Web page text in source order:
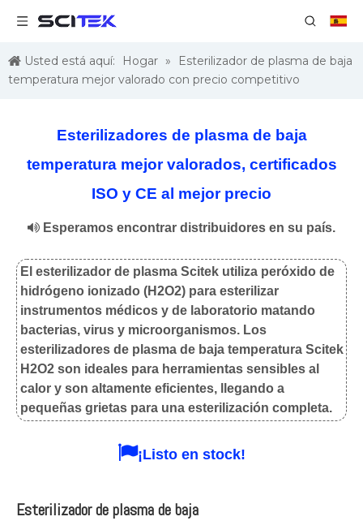
Usted está aquí: Hogar »
Esterilizador de plasma de baja
temperatura mejor valorado con precio competitivo
Esterilizadores de plasma de baja
temperatura mejor valorados, certificados
ISO y CE al mejor precio
 Esperamos encontrar distribuidores en su país.
El esterilizador de plasma Scitek utiliza peróxido de
hidrógeno ionizado (H2O2) para esterilizar
instrumentos médicos y de laboratorio matando
bacterias, virus y microorganismos. Los
esterilizadores de plasma de baja temperatura Scitek
H2O2 son ideales para herramientas sensibles al
calor y son altamente eficientes, llegando a
pequeñas grietas para una esterilización completa.
¡Listo en stock!
Esterilizador de plasma de baja